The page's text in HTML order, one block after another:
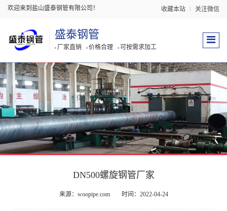
欢迎来到盐山盛泰钢管有限公司！ 收藏本站 关注微信
盛泰钢管
厂家直销 价格合理 可按需求加工
DN500螺旋钢管厂家
来源：woopipe.com 时间：2022-04-24